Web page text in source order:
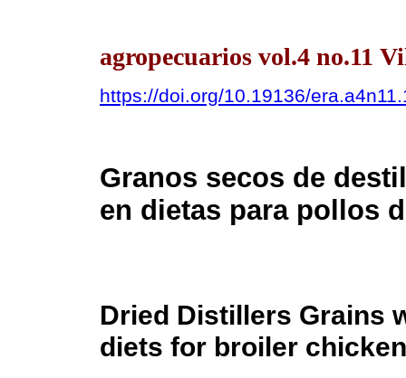
agropecuarios vol.4 no.11
https://doi.org/10.19136/
Granos secos de
en dietas para pollos
Dried Distillers Grains
diets for broiler